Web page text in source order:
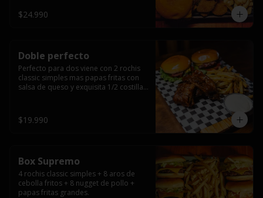
$24.990
Doble perfecto
Perfecto para dos viene con 2 rochis
classic simples mas papas fritas con
salsa de queso y exquisita 1/2 costilla
$19.990
Box Supremo
4 rochis classic simples + 8 aros de
cebolla fritos + 8 nugget de pollo +
papas fritas grandes.